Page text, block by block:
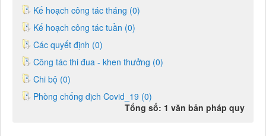
Kế hoạch công tác tháng (0)
Kế hoạch công tác tuần (0)
Các quyết định (0)
Công tác thi đua - khen thưởng (0)
Chi bộ (0)
Phòng chống dịch Covid_19 (0)
Tổng số: 1 văn bản pháp quy